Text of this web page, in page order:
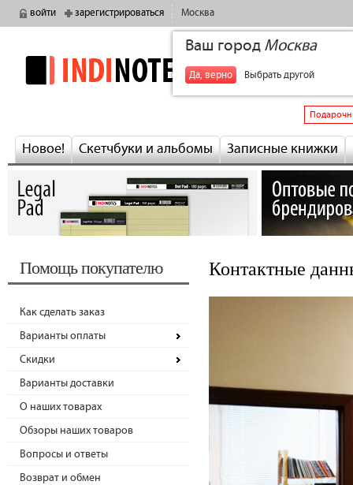
войти зарегистрироваться Москва
Ваш город Москва
Да, верно Выбрать другой
indinotes
Новое! Скетчбуки и альбомы Записные книжки
Контактные
Помощь покупателю
Как сделать заказ
Варианты оплаты
Скидки
Варианты доставки
О наших товарах
Обзоры наших товаров
Вопросы и ответы
Возврат и обмен